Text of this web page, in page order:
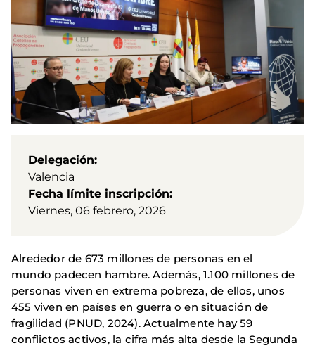
Delegación
Valencia
Fecha límite inscripción
Viernes, 06 febrero, 2026
Alrededor de 673 millones de personas en el
mundo padecen hambre. Además, 1.100 millones de
personas viven en extrema pobreza, de ellos, unos
455 viven en países en guerra o en situación de
fragilidad (PNUD, 2024). Actualmente hay 59
conflictos activos, la cifra más alta desde la Segunda